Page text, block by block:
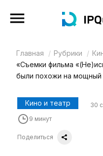
Все материалы
Аналитика
Legal review
События
Главная Рубрики
«Съемки фильма
были похожи на
Кино и театр
30
9 минут
Поделиться